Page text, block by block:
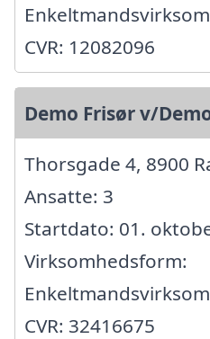
CVR: 12082096
Demo Frisør v/
Thorsgade 4, 8900
Ansatte: 3
Startdato: 01.
Virksomhedsform:
CVR: 32416675